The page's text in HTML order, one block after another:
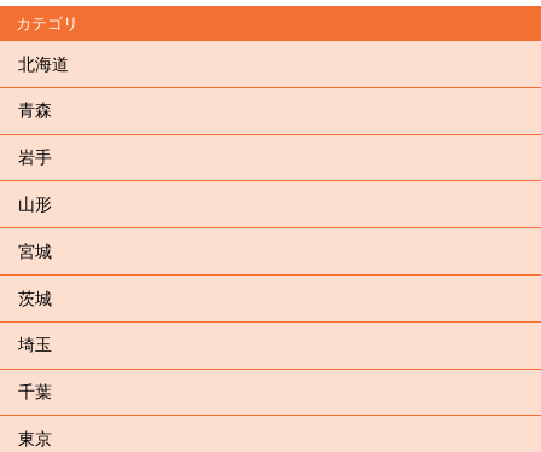
カテゴリ
北海道
青森
岩手
山形
宮城
茨城
埼玉
千葉
東京